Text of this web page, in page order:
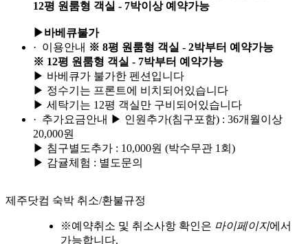
12평 원룸형 객실 - 7박이상 예약가능
▶바베큐불가
· 이용안내 ※ 8평 원룸형 객실 - 2박부터 예약가능
※ 12평 원룸형 객실 - 7박부터 예약가능
▶ 바베큐가 불가한 펜션입니다
▶ 정수기는 프론트에 비치되어있습니다
▶ 세탁기는 12평 객실만 구비되어있습니다
· 추가요금안내 ▶ 인원추가(침구포함) : 36개월이상
20,000원
▶ 침구별도추가 : 10,000원 (박수무관 1회)
▶ 감귤체험 : 별도문의
제주닷컴 숙박 취소/환불규정
※예약취소 및 취소사항 확인은 마이페이지에서
가능합니다.